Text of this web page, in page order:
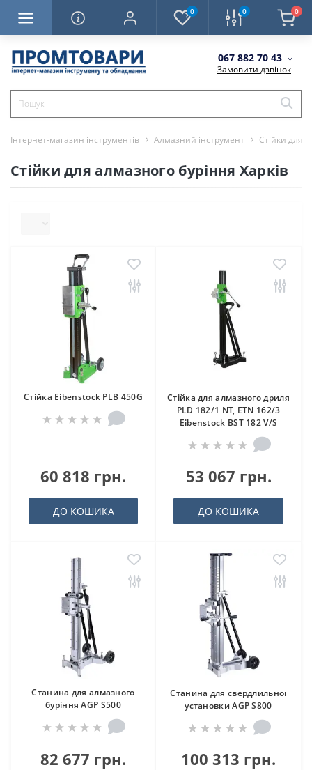
0 0 0
067 882 70 43
Замовити дзвінок
Інтернет-магазин інструментів Алмазний інструмент Стійки для
Стійки для алмазного буріння Харків
Стійка Eibenstock PLB 450G
60 818 грн.
ДО КОШИКА
Стійка для алмазного дриля
PLD 182/1 NT, ETN 162/3
Eibenstock BST 182 V/S
53 067 грн.
ДО КОШИКА
Станина для алмазного
буріння AGP S500
82 677 грн.
Станина для свердлильної
установки AGP S800
100 313 грн.